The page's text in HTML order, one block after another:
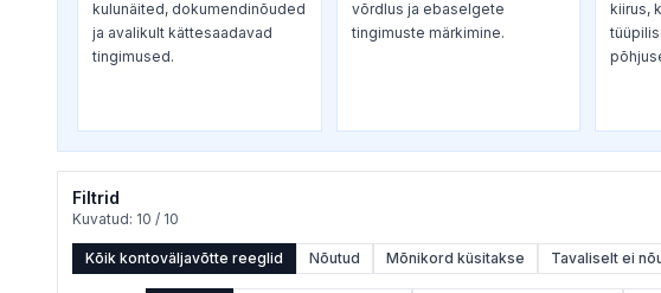
kulunäited, dokumendinõuded
ja avalikult kättesaadavad
tingimused.
võrdlus ja ebaselgete
tingimuste märkimine.
kiirus,
Filtrid
Kuvatud: 10 / 10
Kõik kontoväljavõtte reeglid Nõutud Mõnikord küsitakse Tavaliselt ei